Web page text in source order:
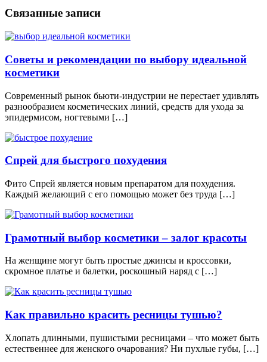
Связанные записи
Советы и рекомендации по выбору идеальной
косметики
Современный рынок бьюти-индустрии не перестает удивлять
разнообразием косметических линий, средств для ухода за
эпидермисом, ногтевыми […]
Спрей для быстрого похудения
Фито Спрей является новым препаратом для похудения.
Каждый желающий с его помощью может без труда […]
Грамотный выбор косметики – залог красоты
На женщине могут быть простые джинсы и кроссовки,
скромное платье и балетки, роскошный наряд с […]
Как правильно красить ресницы тушью?
Хлопать длинными, пушистыми ресницами – что может быть
естественнее для женского очарования? Ни пухлые губы, […]